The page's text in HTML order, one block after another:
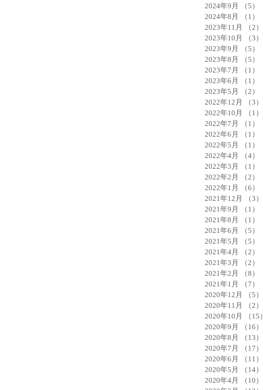
2024年9月
（5）
2024年8月
（1）
2023年11月
（2）
2023年10月
（3）
2023年9月
（5）
2023年8月
（5）
2023年7月
（1）
2023年6月
（1）
2023年5月
（2）
2022年12月
（3）
2022年10月
（1）
2022年7月
（1）
2022年6月
（1）
2022年5月
（1）
2022年4月
（4）
2022年3月
（1）
2022年2月
（2）
2022年1月
（6）
2021年12月
（3）
2021年9月
（1）
2021年8月
（1）
2021年6月
（5）
2021年5月
（5）
2021年4月
（2）
2021年3月
（2）
2021年2月
（8）
2021年1月
（7）
2020年12月
（5）
2020年11月
（2）
2020年10月
（15
2020年9月
（16）
2020年8月
（13）
2020年7月
（17）
2020年6月
（11）
2020年5月
（14）
2020年4月
（10）